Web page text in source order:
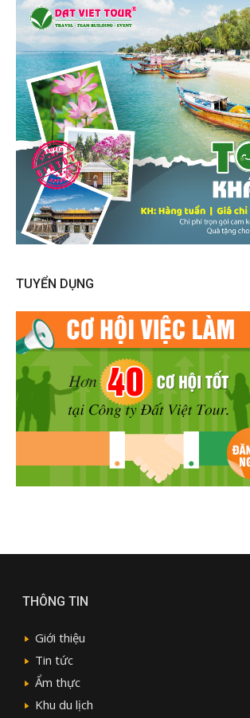
TUYỂN DỤNG
THÔNG TIN
Giới thiệu
Tin tức
Ẩm thực
Khu du lịch